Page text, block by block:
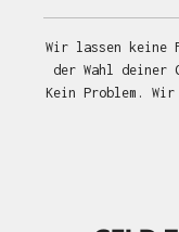
Wir lassen keine
der Wahl deiner
Kein Problem.